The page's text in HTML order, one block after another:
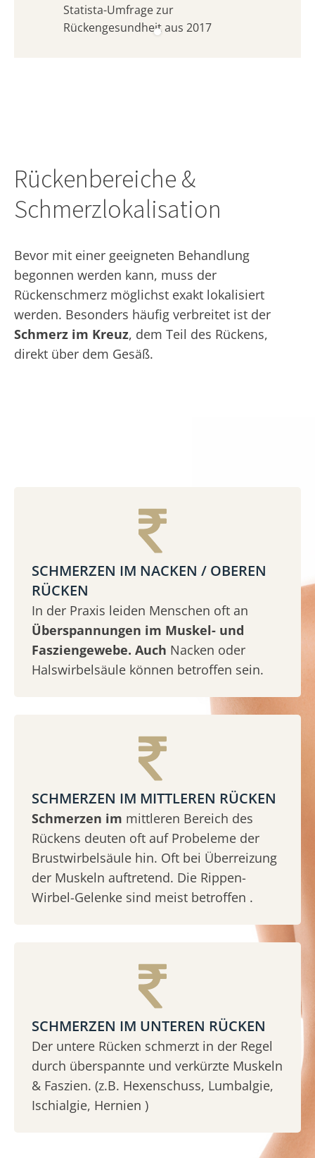
Statista-Umfrage zur
Rückengesundheit aus 2017
Rückenbereiche &
Schmerzlokalisation
Bevor mit einer geeigneten Behandlung
begonnen werden kann, muss der
Rückenschmerz möglichst exakt lokalisiert
werden. Besonders häufig verbreitet ist der
Schmerz im Kreuz, dem Teil des Rückens,
direkt über dem Gesäß.
SCHMERZEN IM NACKEN / OBEREN
RÜCKEN
In der Praxis leiden Menschen oft an
Überspannungen im Muskel- und
Fasziengewebe. Auch Nacken oder
Halswirbelsäule können betroffen sein.
SCHMERZEN IM MITTLEREN RÜCKEN
Schmerzen im mittleren Bereich des
Rückens deuten oft auf Probeleme der
Brustwirbelsäule hin. Oft bei Überreizung
der Muskeln auftretend. Die Rippen-
Wirbel-Gelenke sind meist betroffen .
SCHMERZEN IM UNTEREN RÜCKEN
Der untere Rücken schmerzt in der Regel
durch überspannte und verkürzte Muskeln
& Faszien. (z.B. Hexenschuss, Lumbalgie,
Ischialgie, Hernien )